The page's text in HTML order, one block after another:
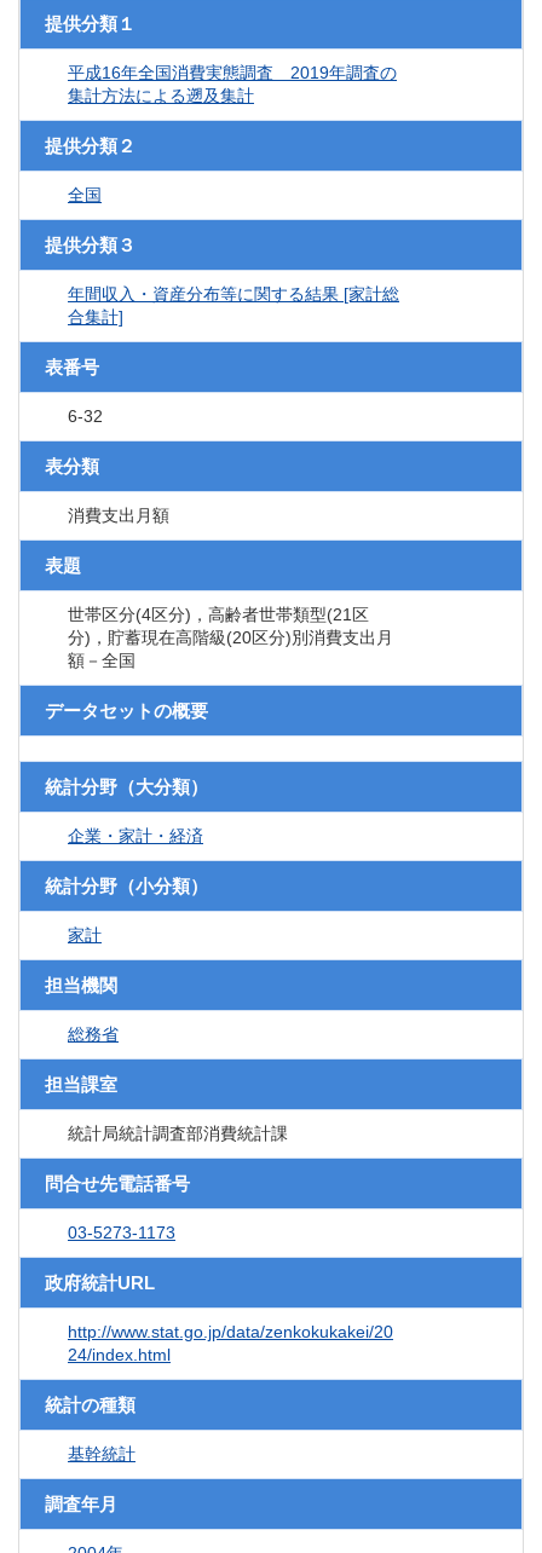
提供分類１
平成16年全国消費実態調査 2019年調査の
集計方法による遡及集計
提供分類２
全国
提供分類３
年間収入・資産分布等に関する結果 [家計総
合集計]
表番号
6-32
表分類
消費支出月額
表題
世帯区分(4区分)，高齢者世帯類型(21区
分)，貯蓄現在高階級(20区分)別消費支出月
額－全国
データセットの概要
統計分野（大分類）
企業・家計・経済
統計分野（小分類）
家計
担当機関
総務省
担当課室
統計局統計調査部消費統計課
問合せ先電話番号
03-5273-1173
政府統計URL
http://www.stat.go.jp/data/zenkokukakei/20
24/index.html
統計の種類
基幹統計
調査年月